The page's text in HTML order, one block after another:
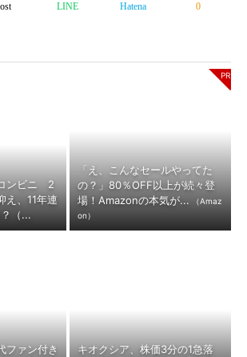
LINE Hatena 0
ンビニ 2
え、11年連
（...
「え、こんなセールやってた
の？」80％OFF以上が続々登
場！Amazonの本気が...
（Amaz
on）
ファン付き
キオクシア、株価3分の1急落